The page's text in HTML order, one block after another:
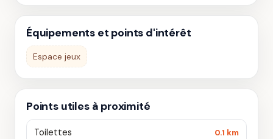
Équipements et points d'intérêt
Espace jeux
Points utiles à proximité
Toilettes 0.1 km